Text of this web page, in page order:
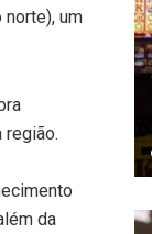
um
região.
da